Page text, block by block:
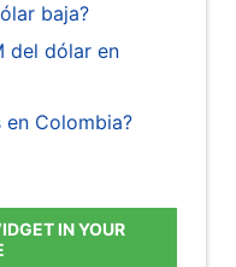
baja?
del dólar en
Colombia?
IN YOUR